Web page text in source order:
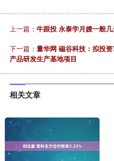
上一篇： 牛跟投 永泰学月嫂一般
下一篇： 量华网 磁谷科技：拟投
产品研发生产基地项目
相关文章